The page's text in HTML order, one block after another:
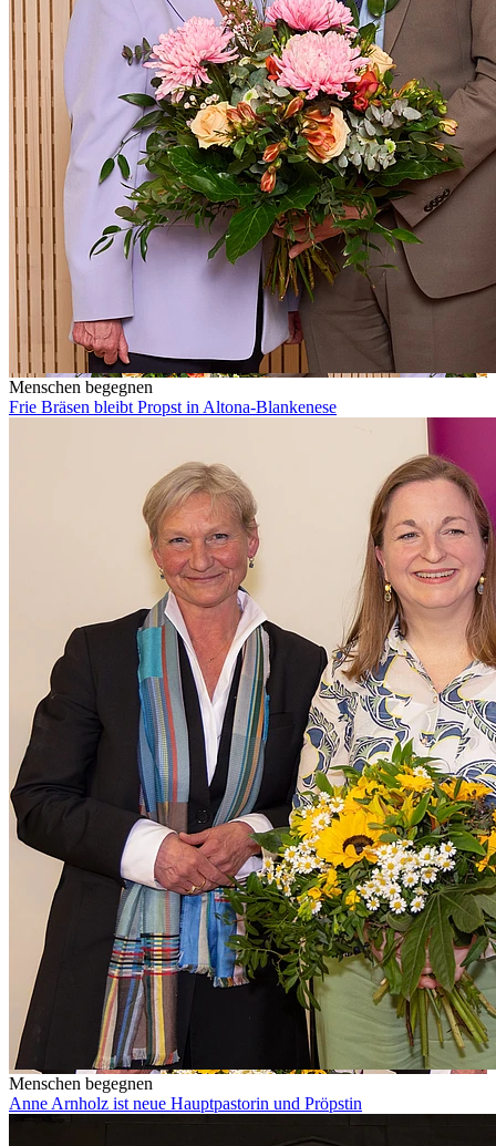
Menschen begegnen
Frie Bräsen bleibt Propst in Altona-Blankenese
Menschen begegnen
Anne Arnholz ist neue Hauptpastorin und Pröpstin